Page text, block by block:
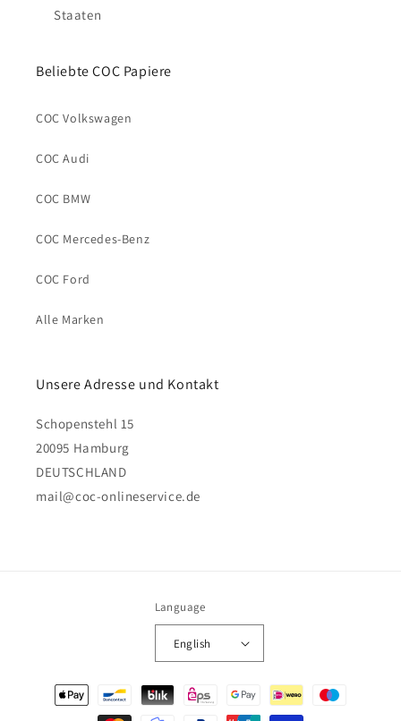
Staaten
Beliebte COC Papiere
COC Volkswagen
COC Audi
COC BMW
COC Mercedes-Benz
COC Ford
Alle Marken
Unsere Adresse und Kontakt
Schopenstehl 15
20095 Hamburg
DEUTSCHLAND
mail@coc-onlineservice.de
Language
English
Payment
methods